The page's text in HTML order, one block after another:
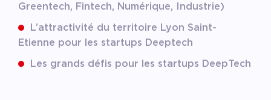
Greentech, Fintech, Numérique, Industrie)
L’attractivité du territoire Lyon Saint-
Etienne pour les startups Deeptech
Les grands défis pour les startups DeepTech